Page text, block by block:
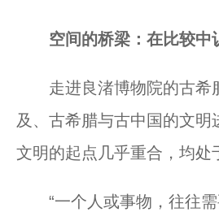
空间的桥梁：在比较中
走进良渚博物院的古希
及、古希腊与古中国的文
文明的起点几乎重合，均处
“一个人或事物，往往需